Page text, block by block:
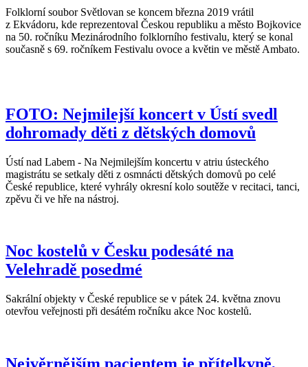
Folklorní soubor Světlovan se koncem března 2019 vrátil
z Ekvádoru, kde reprezentoval Českou republiku a město Bojkovice
na 50. ročníku Mezinárodního folklorního festivalu, který se konal
současně s 69. ročníkem Festivalu ovoce a květin ve městě Ambato.
FOTO: Nejmilejší koncert v Ústí svedl
dohromady děti z dětských domovů
Ústí nad Labem - Na Nejmilejším koncertu v atriu ústeckého
magistrátu se setkaly děti z osmnácti dětských domovů po celé
České republice, které vyhrály okresní kolo soutěže v recitaci, tanci,
zpěvu či ve hře na nástroj.
Noc kostelů v Česku podesáté na
Velehradě posedmé
Sakrální objekty v České republice se v pátek 24. května znovu
otevřou veřejnosti při desátém ročníku akce Noc kostelů.